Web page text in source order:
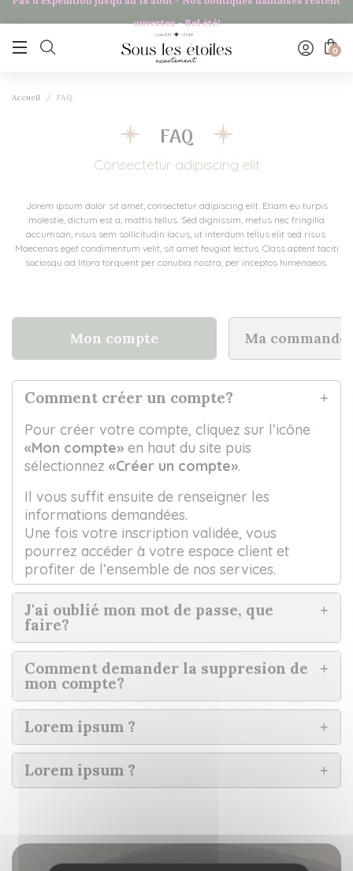
Panneau de gestion des cookies
ouvertes - Bel été!
 0
Accueil FAQ
FAQ
Consectetur adipiscing elit
Jorem ipsum dolor sit amet, consectetur adipiscing elit. Etiam eu turpis
molestie, dictum est a, mattis tellus. Sed dignissim, metus nec fringilla
accumsan, risus sem sollicitudin lacus, ut interdum tellus elit sed risus.
Maecenas eget condimentum velit, sit amet feugiat lectus. Class aptent taciti
sociosqu ad litora torquent per conubia nostra, per inceptos himenaeos.
Mon compte Ma
Comment créer un compte?
Pour créer votre compte, cliquez sur l’icône
«Mon compte» en haut du site puis
sélectionnez «Créer un compte».
Il vous suffit ensuite de renseigner les
informations demandées.
Une fois votre inscription validée, vous
pourrez accéder à votre espace client et
profiter de l’ensemble de nos services.
J'ai oublié mon mot de passe, que
faire?
Comment demander la suppresion de
mon compte?
Lorem ipsum ?
Lorem ipsum ?